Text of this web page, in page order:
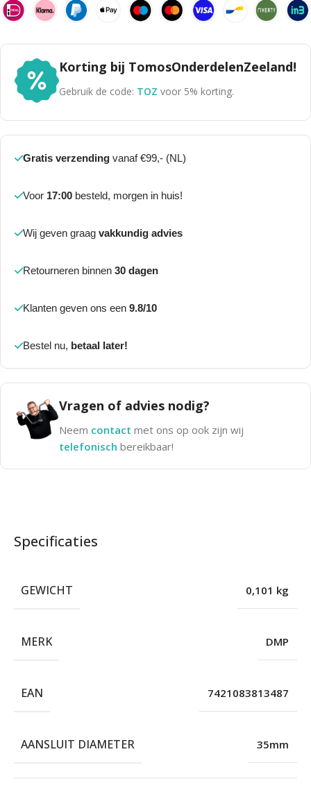
Korting bij TomosOnderdelenZeeland!
Gebruik de code: TOZ voor 5% korting.
Gratis verzending vanaf €99,- (NL)
Voor 17:00 besteld, morgen in huis!
Wij geven graag vakkundig advies
Retourneren binnen 30 dagen
Klanten geven ons een 9.8/10
Bestel nu, betaal later!
Vragen of advies nodig?
Neem contact met ons op ook zijn wij
telefonisch bereikbaar!
Specificaties
GEWICHT 0,101 kg
MERK DMP
EAN 7421083813487
AANSLUIT DIAMETER 35mm